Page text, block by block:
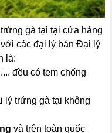
gà tại tại cửa hàng
các đại lý bán Đại lý
là:
đều có tem chống
lý trứng gà tại không
và trên toàn quốc